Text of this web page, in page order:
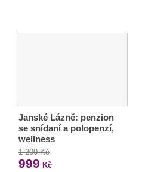
Janské Lázně: penzion
se snídaní a polopenzí,
wellness
1 200 Kč
999 Kč